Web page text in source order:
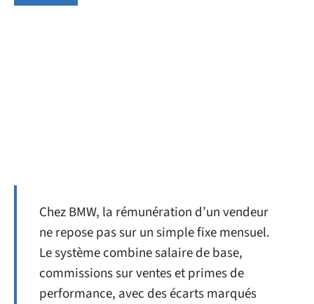
Chez BMW, la rémunération d’un vendeur
ne repose pas sur un simple fixe mensuel.
Le système combine salaire de base,
commissions sur ventes et primes de
performance, avec des écarts marqués